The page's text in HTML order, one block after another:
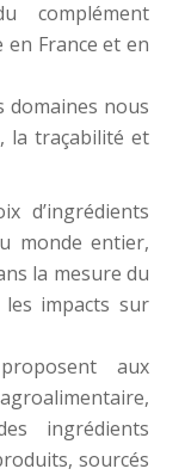
complément
France et en
domaines nous
la traçabilité et
d’ingrédients
monde entier,
la mesure du
les impacts sur
aux
ingrédients
sourcés